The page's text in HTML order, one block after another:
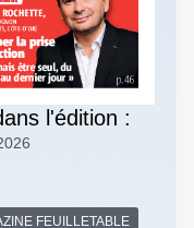
l'édition :
FEUILLETABLE